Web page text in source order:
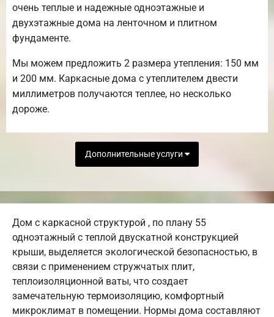
очень теплые и надежные одноэтажные и
двухэтажные дома на ленточном и плитном
фундаменте.
Мы можем предложить 2 размера утепления: 150 мм
и 200 мм. Каркасные дома с утеплителем двести
миллиметров получаются теплее, но несколько
дороже.
Дополнительные услуги
Дом с каркасной структурой , по плану 55
одноэтажный с теплой двускатной конструкцией
крыши, выделяется экологической безопасностью, в
связи с применением стружчатых плит,
теплоизоляционной ваты, что создает
замечательную термоизоляцию, комфортный
микроклимат в помещении. Нормы дома составляют